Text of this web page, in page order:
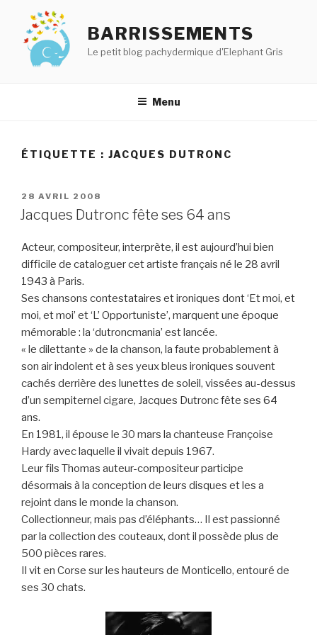
contenu
principal
BARRISSEMENTS
Le petit blog pachydermique d'Elephant Gris
Menu
ÉTIQUETTE : JACQUES DUTRONC
PUBLIÉ
LE
28 AVRIL 2008
Jacques Dutronc fête ses 64 ans
Acteur, compositeur, interprète, il est aujourd’hui bien
difficile de cataloguer cet artiste français né le 28 avril
1943 à Paris.
Ses chansons contestataires et ironiques dont ‘Et moi, et
moi, et moi’ et ‘L’ Opportuniste’, marquent une époque
mémorable : la ‘dutroncmania’ est lancée.
« le dilettante » de la chanson, la faute probablement à
son air indolent et à ses yeux bleus ironiques souvent
cachés derrière des lunettes de soleil, vissées au-dessus
d’un sempiternel cigare, Jacques Dutronc fête ses 64
ans.
En 1981, il épouse le 30 mars la chanteuse Françoise
Hardy avec laquelle il vivait depuis 1967.
Leur fils Thomas auteur-compositeur participe
désormais à la conception de leurs disques et les a
rejoint dans le monde la chanson.
Collectionneur, mais pas d’éléphants… Il est passionné
par la collection des couteaux, dont il possède plus de
500 pièces rares.
Il vit en Corse sur les hauteurs de Monticello, entouré de
ses 30 chats.